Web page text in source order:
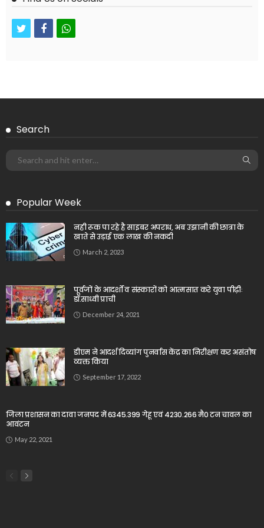
twitterfacebookwhatsapp
Search
Popular Week
नही रूक पा रहे है साइबर अपराध, अब उझानी की छात्रा के
खाते से उड़ाई एक लाख की नकदी
March 2, 2023
पूर्वजों के आदर्शों व संस्कारों को आत्मसात करे युवा पीढ़ीः
डॉ.साध्वी प्राची
December 24, 2021
डीएम ने आदर्श दिव्यांग पुनर्वास केंद्र का निरीक्षण कर असंतोष
व्यक्त किया
September 17, 2022
जिला प्रशासन का दावा जनपद में 6345.399 गेहू एवं 4230.266 मै0 टन चावल का
आवंटन
May 22, 2021